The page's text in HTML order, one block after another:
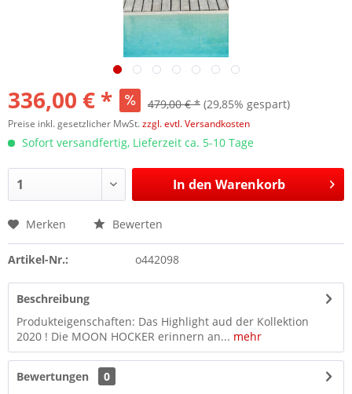
336,00 € * 479,00 € * (29,85% gespart)
Preise inkl. gesetzlicher MwSt.zzgl. evtl. Versandkosten
Sofort versandfertig, Lieferzeit ca. 5-10 Tage
In den Warenkorb
Merken Bewerten
Artikel-Nr.: o442098
Beschreibung
Produkteigenschaften: Das Highlight aud der Kollektion
2020 ! Die MOON HOCKER erinnern an... mehr
Bewertungen
0